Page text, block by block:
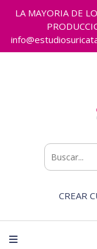
LA MAYORIA DE
CREAR